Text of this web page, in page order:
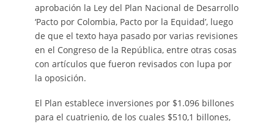
aprobación la Ley del Plan Nacional de Desarrollo
‘Pacto por Colombia, Pacto por la Equidad’, luego
de que el texto haya pasado por varias revisiones
en el Congreso de la República, entre otras cosas
con artículos que fueron revisados con lupa por
la oposición.
El Plan establece inversiones por $1.096 billones
para el cuatrienio, de los cuales $510,1 billones,